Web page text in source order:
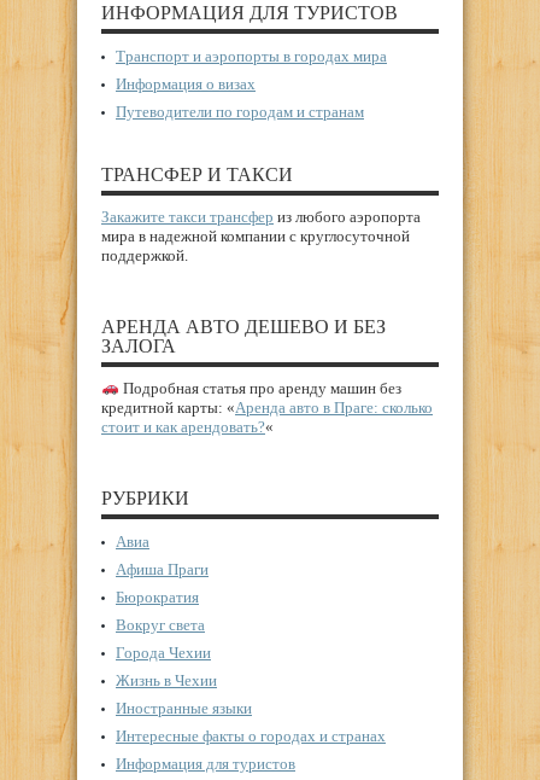
ИНФОРМАЦИЯ ДЛЯ ТУРИСТОВ
Транспорт и аэропорты в городах мира
Информация о визах
Путеводители по городам и странам
ТРАНСФЕР И ТАКСИ
Закажите такси трансфер из любого аэропорта
мира в надежной компании с круглосуточной
поддержкой.
АРЕНДА АВТО ДЕШЕВО И БЕЗ
ЗАЛОГА
Подробная статья про аренду машин без
кредитной карты: «Аренда авто в Праге: сколько
стоит и как арендовать?«
РУБРИКИ
Авиа
Афиша Праги
Бюрократия
Вокруг света
Города Чехии
Жизнь в Чехии
Иностранные языки
Интересные факты о городах и странах
Информация для туристов